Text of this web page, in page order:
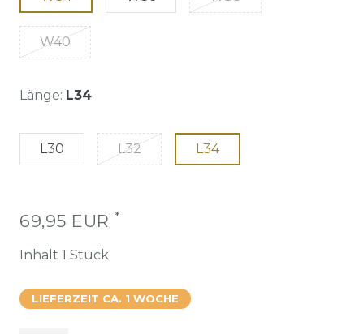
W40
Länge: L34
L30 L32 L34
69,95 EUR *
Inhalt 1 Stück
LIEFERZEIT CA. 1 WOCHE